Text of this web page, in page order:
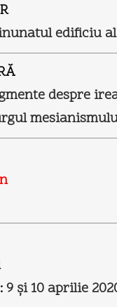
edificiu
despre
:9 şi 10 aprilie